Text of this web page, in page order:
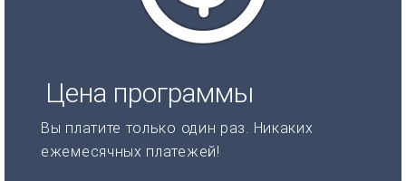
Цена программы
Вы платите только один раз. Никаких
ежемесячных платежей!